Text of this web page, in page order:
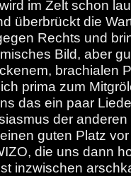
im Zelt schon
überbrückt die
Rechts und
Bild, aber
brachialen
prima zum
das ein paar
der
guten Platz
die uns dann
inzwischen